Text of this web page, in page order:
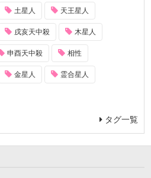
土星人 天王星人
戌亥天中殺 木星人
申酉天中殺 相性
金星人 霊合星人
タグ一覧